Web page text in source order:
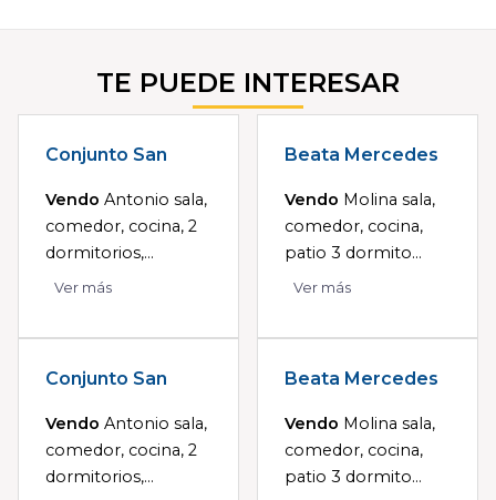
TE PUEDE INTERESAR
Conjunto San
Vendo Antonio sala,
comedor, cocina, 2
dormitorios,...
Ver más
Beata Mercedes
Vendo Molina sala,
comedor, cocina,
patio 3 dormito...
Ver más
Conjunto San
Vendo Antonio sala,
comedor, cocina, 2
dormitorios,...
Beata Mercedes
Vendo Molina sala,
comedor, cocina,
patio 3 dormito...